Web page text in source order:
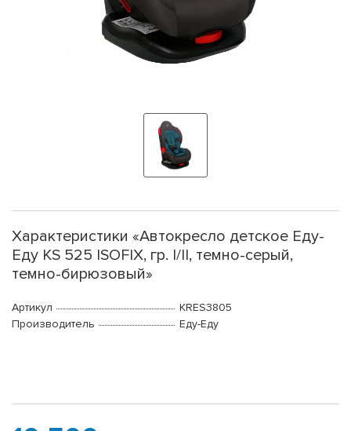
Характеристики «Автокресло детское Еду-
Еду KS 525 ISOFIX, гр. I/II, темно-серый,
темно-бирюзовый»
Артикул
KRES3805
Производитель
Еду-Еду